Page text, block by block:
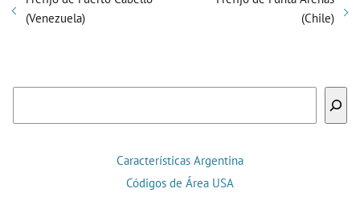
(Venezuela)
(Chile)
Características Argentina
Códigos de Área USA